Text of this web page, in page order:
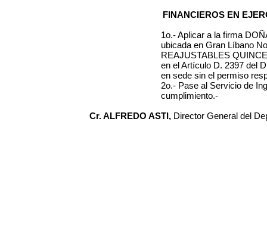
FINANCIEROS EN
1o.- Aplicar a la firma
ubicada en Gran Líbano
REAJUSTABLES
en el Artículo D. 2397 del
en sede sin el permiso
2o.- Pase al Servicio de
cumplimiento.-
Cr. ALFREDO ASTI, Director General del